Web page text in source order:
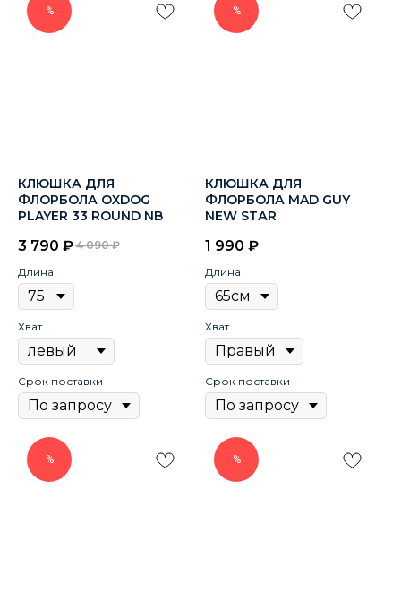
%
КЛЮШКА ДЛЯ
ФЛОРБОЛА OXDOG
PLAYER 33 ROUND NB
3 790 ₽ 4 090 ₽
Длина
Хват
Срок поставки
%
КЛЮШКА ДЛЯ
ФЛОРБОЛА MAD GUY
NЕW SТАR
1 990 ₽
Длина
Хват
Срок поставки
% %